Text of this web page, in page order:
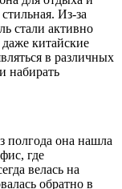
Из-за
стали активно
китайские
в различных
набирать
полгода она нашла
где
велась на
обратно в